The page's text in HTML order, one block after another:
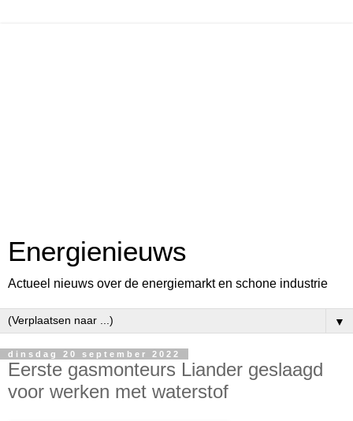
Energienieuws
Actueel nieuws over de energiemarkt en schone industrie
▼
dinsdag 20 september 2022
Eerste gasmonteurs Liander geslaagd
voor werken met waterstof